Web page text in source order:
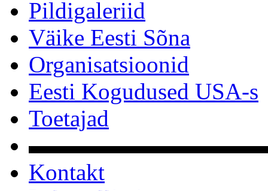
Pildigaleriid
Väike Eesti Sõna
Organisatsioonid
Eesti Kogudused USA-s
Toetajad
Kontakt